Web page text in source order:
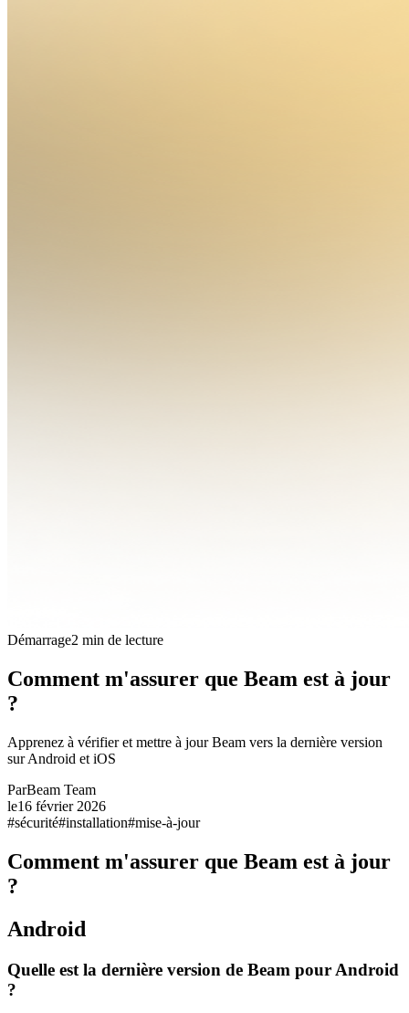
Démarrage2 min de lecture
Comment m'assurer que Beam est à jour
?
Apprenez à vérifier et mettre à jour Beam vers la dernière version
sur Android et iOS
ParBeam Team
le16 février 2026
#sécurité#installation#mise-à-jour
Comment m'assurer que Beam est à jour
?
Android
Quelle est la dernière version de Beam pour Android
?